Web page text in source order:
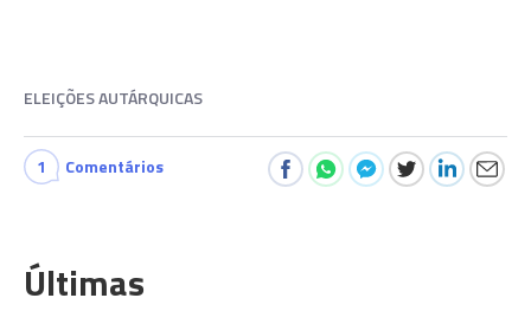
ELEIÇÕES AUTÁRQUICAS
1 Comentários
Últimas